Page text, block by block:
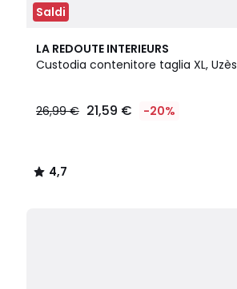
Saldi
LA REDOUTE INTERIEURS
Custodia contenitore taglia XL, Uzès
26,99 € 21,59 € -20%
4,7
/ 5
4,7
/